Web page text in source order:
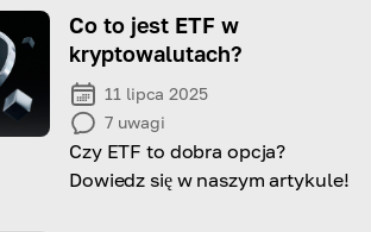
gwałtownie wzrosnąć do 10 000
USD w niedalekiej przyszłości.
Co to jest ETF w
kryptowalutach?
11 lipca 2025
7 uwagi
Czy ETF to dobra opcja?
Dowiedz się w naszym artykule!